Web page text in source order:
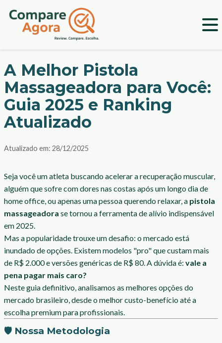
A Melhor Pistola
Massageadora para Você:
Guia 2025 e Ranking
Atualizado
Atualizado em: 28/12/2025
Seja você um atleta buscando acelerar a recuperação muscular,
alguém que sofre com dores nas costas após um longo dia de
home office, ou apenas uma pessoa querendo relaxar, a pistola
massageadora se tornou a ferramenta de alívio indispensável
em 2025.
Mas a popularidade trouxe um desafio: o mercado está
inundado de opções. Existem modelos "pro" que custam mais
de R$ 2.000 e versões genéricas de R$ 80. A dúvida é: vale a
pena pagar mais caro?
Neste guia definitivo, analisamos as melhores opções do
mercado brasileiro, desde o melhor custo-benefício até a
escolha premium para profissionais.
🛡️ Nossa Metodologia